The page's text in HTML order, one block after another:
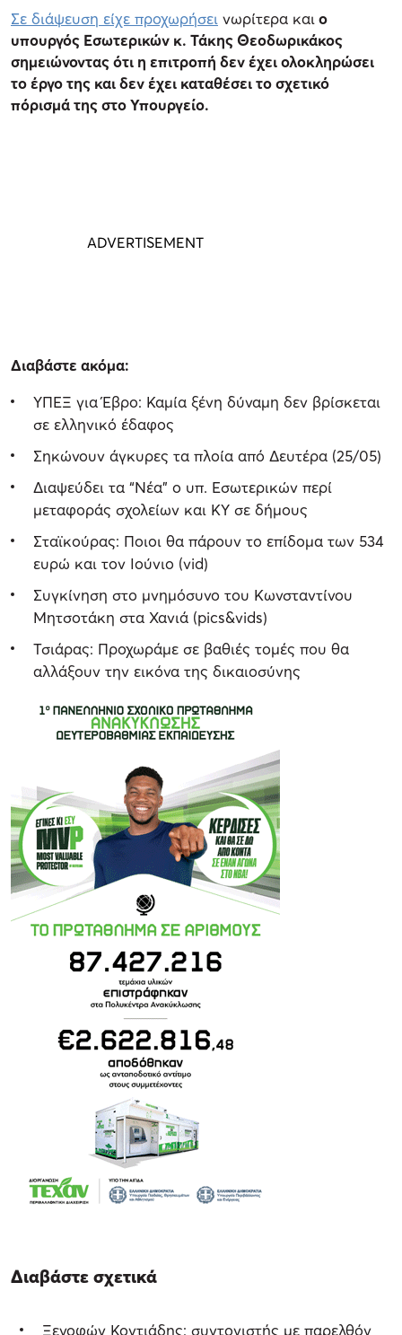
Σε διάψευση είχε προχωρήσει νωρίτερα καιο
υπουργός Εσωτερικών κ. Τάκης Θεοδωρικάκος
σημειώνοντας ότι η επιτροπή δεν έχει ολοκληρώσει
το έργο της και δεν έχει καταθέσει το σχετικό
πόρισμά της στο Υπουργείο.
Διαβάστε ακόμα:
ΥΠΕΞ για Έβρο: Καμία ξένη δύναμη δεν βρίσκεται
σε ελληνικό έδαφος
Σηκώνουν άγκυρες τα πλοία από Δευτέρα (25/05)
Διαψεύδει τα “Νέα” ο υπ. Εσωτερικών περί
μεταφοράς σχολείων και ΚΥ σε δήμους
Σταϊκούρας: Ποιοι θα πάρουν το επίδομα των 534
ευρώ και τον Ιούνιο (vid)
Συγκίνηση στο μνημόσυνο του Κωνσταντίνου
Μητσοτάκη στα Χανιά (pics&vids)
Τσιάρας: Προχωράμε σε βαθιές τομές που θα
αλλάξουν την εικόνα της δικαιοσύνης
Διαβάστε σχετικά
Ξενοφών Κοντιάδης: συντονιστής με παρελθόν